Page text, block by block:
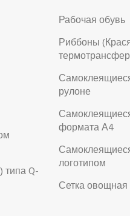
Q-
Рабочая обувь
Риббоны
рулоне
формата А4
логотипом
Сетка овощная